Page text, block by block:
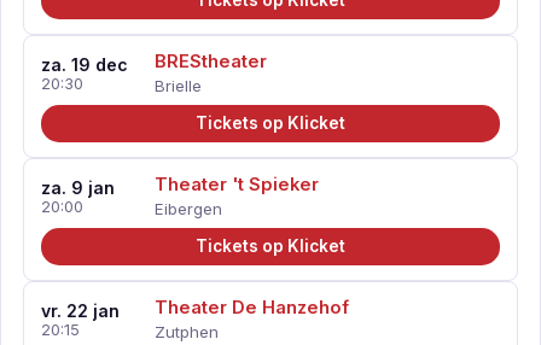
za. 19 dec
20:30
BREStheater
Brielle
Tickets op Klicket
za. 9 jan
20:00
Theater 't Spieker
Eibergen
Tickets op Klicket
vr. 22 jan
20:15
Theater De Hanzehof
Zutphen